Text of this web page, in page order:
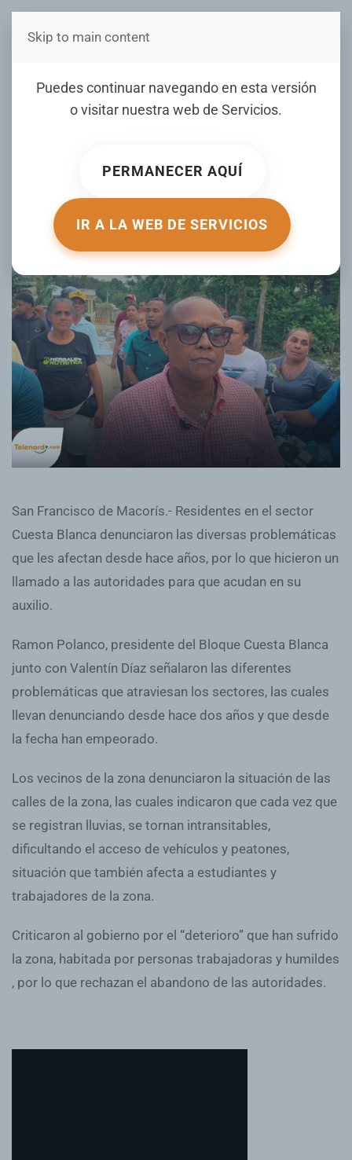
Estás en Telenord Medios
Puedes continuar navegando en esta versión
o visitar nuestra web de Servicios.
PERMANECER AQUÍ
IR A LA WEB DE SERVICIOS
Skip to main content
Residentes en el sector
Cuesta Blanca SFM exigen
autoridades
ESCRITO POR JESUS DANIEL VILLALONA EL 13 MAY 2026
PUBLICADO EN
LOCALES.
San Francisco de Macorís.- Residentes en el sector
Cuesta Blanca denunciaron las diversas problemáticas
que les afectan desde hace años, por lo que hicieron un
llamado a las autoridades para que acudan en su
auxilio.
Ramon Polanco, presidente del Bloque Cuesta Blanca
junto con Valentín Díaz señalaron las diferentes
problemáticas que atraviesan los sectores, las cuales
llevan denunciando desde hace dos años y que desde
la fecha han empeorado.
Los vecinos de la zona denunciaron la situación de las
calles de la zona, las cuales indicaron que cada vez que
se registran lluvias, se tornan intransitables,
dificultando el acceso de vehículos y peatones,
situación que también afecta a estudiantes y
trabajadores de la zona.
Criticaron al gobierno por el “deterioro” que han sufrido
la zona, habitada por personas trabajadoras y humildes
, por lo que rechazan el abandono de las autoridades.